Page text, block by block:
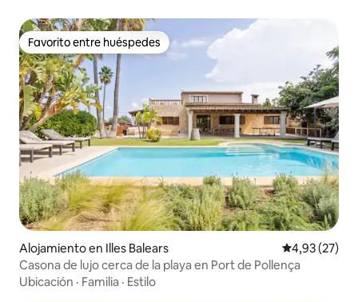
Favorito entre huéspedes
Favorito entre huéspedes
Alojamiento en Illes Balears Calificación
4,93 (27)
Casona de lujo cerca de la playa en Port de Pollença
Ubicación · Familia · Estilo